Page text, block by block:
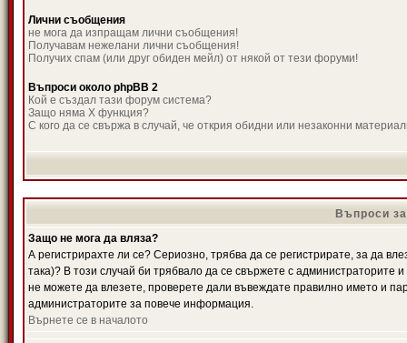
Лични съобщения
не мога да изпращам лични съобщения!
Получавам нежелани лични съобщения!
Получих спам (или друг обиден мейл) от някой от тези форуми!
Въпроси около phpBB 2
Кой е създал тази форум система?
Защо няма X функция?
С кого да се свържа в случай, че открия обидни или незаконни
Въпроси
Защо не мога да вляза?
А регистрирахте ли се? Сериозно, трябва да се регистрирате, за да
така)? В този случай би трябвало да се свържете с администраторите
не можете да влезете, проверете дали въвеждате правилно името и
администраторите за повече информация.
Върнете се в началото